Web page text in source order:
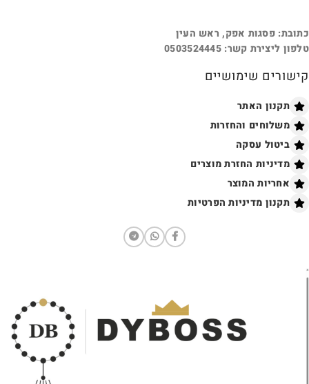
כתובת: פסגות אפק, ראש העין
טלפון ליצירת קשר: 0503524445
קישורים שימושיים
תקנון האתר
משלוחים והחזרות
ביטול עסקה
מדיניות החזרת מוצרים
אחריות המוצר
תקנון מדיניות הפרטיות